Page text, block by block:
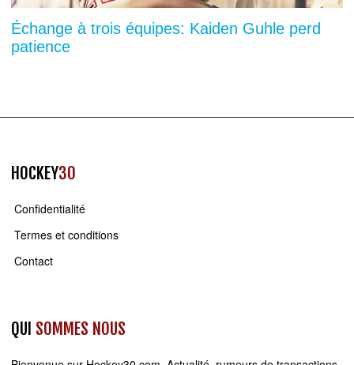
Échange à trois équipes: Kaiden Guhle perd
patience
HOCKEY30
Confidentialité
Termes et conditions
Contact
QUI SOMMES NOUS